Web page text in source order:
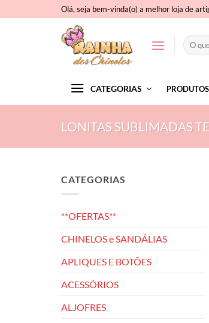
to
Olá, seja bem-vinda(o) a melhor loja de
Pesquisar
por:
CATEGORIAS PRODUTOS
LONITAS SUBLIMADAS
CATEGORIAS
**OFERTAS**
CHINELOS e SANDÁLIAS
APLIQUES E BOTÕES
ACESSÓRIOS
ALJOFRES